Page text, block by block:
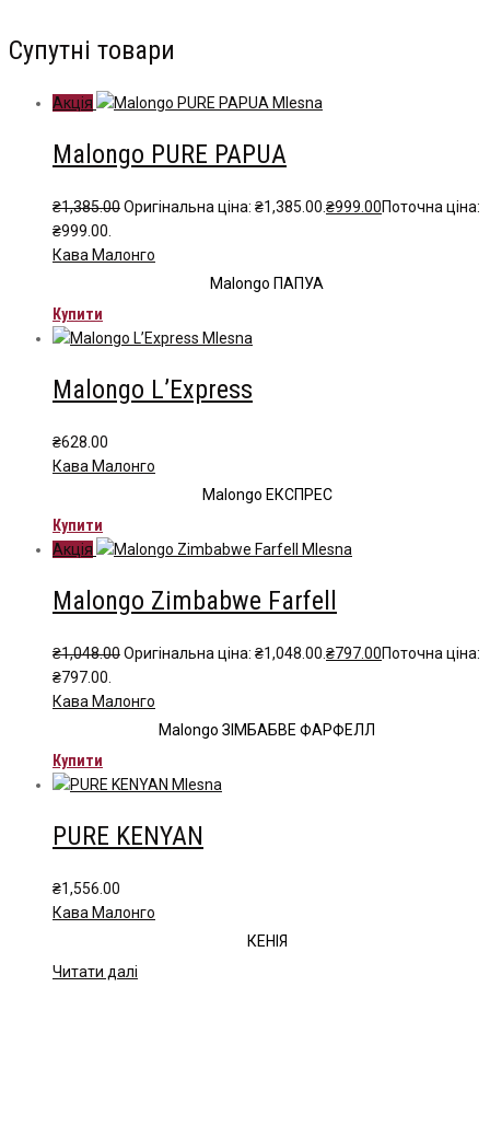
Супутні товари
Акція
Malongo PURE PAPUA
₴1,385.00Оригінальна ціна: ₴1,385.00. ₴999.00Поточна ціна:
₴999.00.
Кава Малонго
Malongo ПАПУА
Купити
Malongo L’Express
₴628.00
Кава Малонго
Malongo ЕКСПРЕС
Купити
Акція
Malongo Zimbabwe Farfell
₴1,048.00Оригінальна ціна: ₴1,048.00. ₴797.00Поточна ціна:
₴797.00.
Кава Малонго
Malongo ЗІМБАБВЕ ФАРФЕЛЛ
Купити
PURE KENYAN
₴1,556.00
Кава Малонго
КЕНІЯ
Читати далі